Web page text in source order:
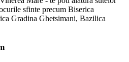
sfinte precum Biserica
Gradina Ghetsimani, Bazilica